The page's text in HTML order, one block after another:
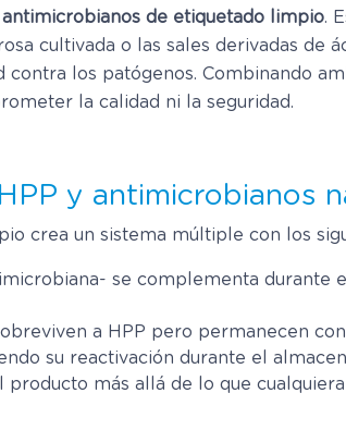
antimicrobianos de etiquetado limpio.
cultivada o las sales derivadas de
los patógenos. Combinando
la calidad ni la seguridad.
y antimicrobianos
crea un sistema múltiple con los
se complementa durante
a HPP pero permanecen
su reactivación durante el
más allá de lo que